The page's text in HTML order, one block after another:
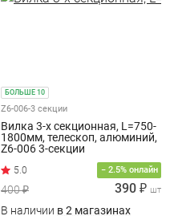
БОЛЬШЕ 10
Z6-006-3 секции
Вилка 3-х секционная, L=750-
1800мм, телескоп, алюминий,
Z6-006 3-секции
− 2.5% онлайн
400 ₽ 390 ₽ шт
В наличии в 2 магазинах